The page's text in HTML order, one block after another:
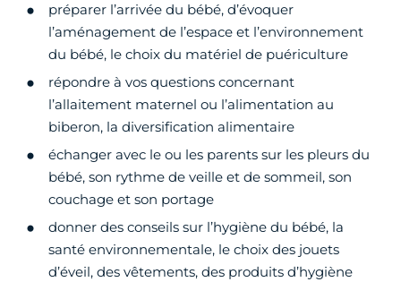
préparer l’arrivée du bébé, d’évoquer
l’aménagement de l’espace et l’environnement
du bébé, le choix du matériel de puériculture
répondre à vos questions concernant
l’allaitement maternel ou l’alimentation au
biberon, la diversification alimentaire
échanger avec le ou les parents sur les pleurs du
bébé, son rythme de veille et de sommeil, son
couchage et son portage
donner des conseils sur l’hygiène du bébé, la
santé environnementale, le choix des jouets
d’éveil, des vêtements, des produits d’hygiène